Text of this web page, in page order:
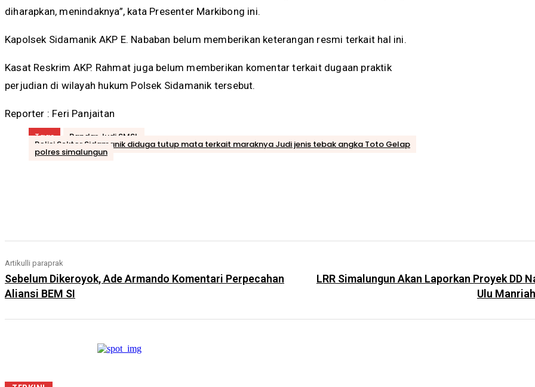
diharapkan, menindaknya”, kata Presenter Markibong ini.
Kapolsek Sidamanik AKP E. Nababan belum memberikan keterangan resmi terkait hal ini.
Kasat Reskrim AKP. Rahmat juga belum memberikan komentar terkait dugaan praktik
perjudian di wilayah hukum Polsek Sidamanik tersebut.
Reporter : Feri Panjaitan
Tags Bandar Judi SMSL
Polisi Sektor Sidamanik diduga tutup mata terkait maraknya Judi jenis tebak angka Toto Gelap
polres simalungun
Artikulli paraprak
Sebelum Dikeroyok, Ade Armando Komentari Perpecahan
Aliansi BEM SI
LRR Simalungun Akan Laporkan Proyek DD
Ulu